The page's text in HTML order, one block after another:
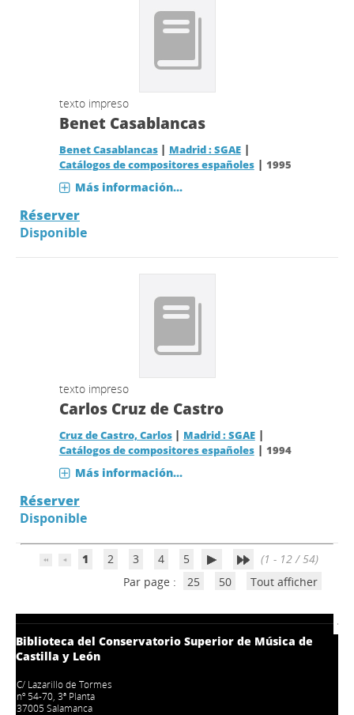
texto impreso
Benet Casablancas
Benet Casablancas | Madrid : SGAE|
Catálogos de compositores españoles| 1995
Más información...
Réserver
Disponible
texto impreso
Carlos Cruz de Castro
Cruz de Castro, Carlos | Madrid : SGAE|
Catálogos de compositores españoles| 1994
Más información...
Réserver
Disponible
1 2 3 4 5
(1 - 12 / 54)
Par page :
25 50 Tout afficher
Biblioteca del Conservatorio Superior de Música de
Castilla y León
C/ Lazarillo de Tormes
nº 54-70, 3ª Planta
37005 Salamanca